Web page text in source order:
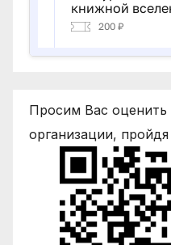
Просим Вас оценить
организации,